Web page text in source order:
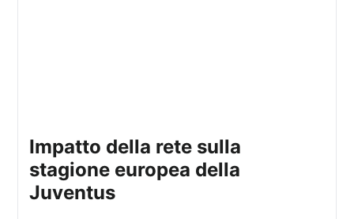
Impatto della rete sulla
stagione europea della
Juventus